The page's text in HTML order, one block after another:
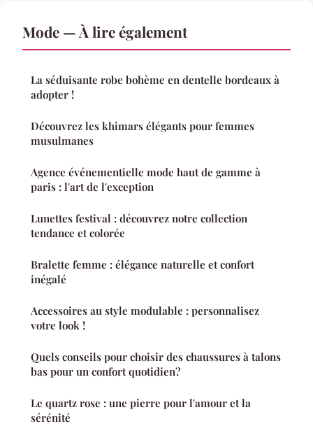
Mode — À lire également
La séduisante robe bohème en dentelle bordeaux à
adopter !
Découvrez les khimars élégants pour femmes
musulmanes
Agence événementielle mode haut de gamme à
paris : l'art de l'exception
Lunettes festival : découvrez notre collection
tendance et colorée
Bralette femme : élégance naturelle et confort
inégalé
Accessoires au style modulable : personnalisez
votre look !
Quels conseils pour choisir des chaussures à talons
bas pour un confort quotidien?
Le quartz rose : une pierre pour l'amour et la
sérénité